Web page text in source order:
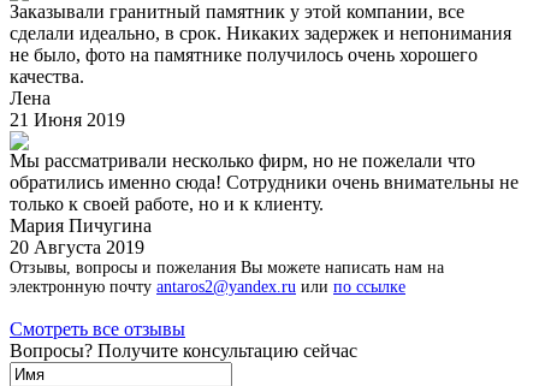
Заказывали гранитный памятник у этой компании, все
сделали идеально, в срок. Никаких задержек и непонимания
не было, фото на памятнике получилось очень хорошего
качества.
Лена
21 Июня 2019
Мы рассматривали несколько фирм, но не пожелали что
обратились именно сюда! Сотрудники очень внимательны не
только к своей работе, но и к клиенту.
Мария Пичугина
20 Августа 2019
Отзывы, вопросы и пожелания Вы можете написать нам на
электронную почту antaros2@yandex.ru или по ссылке
Смотреть все отзывы
Вопросы? Получите консультацию сейчас